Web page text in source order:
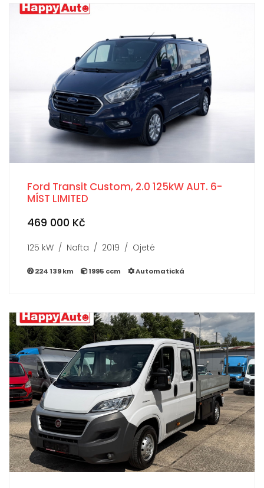
Ford Transit Custom, 2.0 125kW AUT. 6-
MÍST LIMITED
469 000 Kč
125 kW / Nafta / 2019 / Ojeté
224 139 km 1995 ccm Automatická